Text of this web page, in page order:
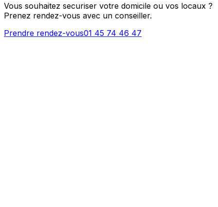
Vous souhaitez securiser votre domicile ou vos locaux ?
Prenez rendez-vous avec un conseiller.
Prendre rendez-vous01 45 74 46 47